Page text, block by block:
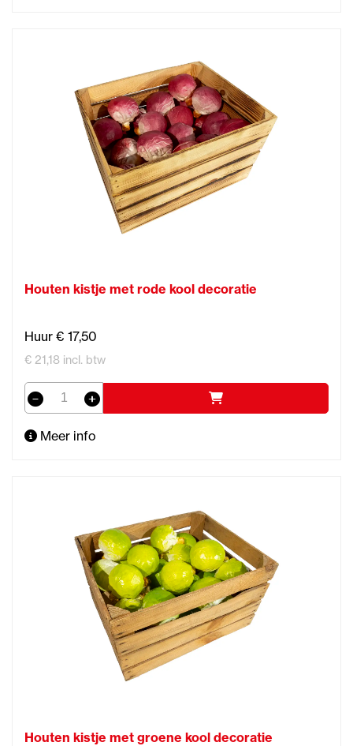
Houten kistje met rode kool decoratie
Huur € 17,50
€ 21,18 incl. btw
Meer info
Houten kistje met groene kool decoratie